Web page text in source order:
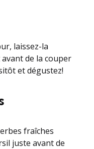
laissez-la
de la couper
et dégustez!
fraîches
juste avant de